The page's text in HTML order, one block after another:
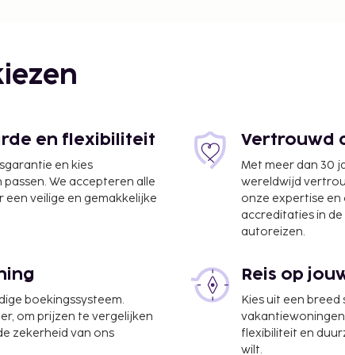
- 15,2 km
heeft een
ook van gratis
lekker ontbijtbuffet,
en flexibiliteit
en kies
We accepteren alle
veilige en gemakkelijke
Vertrouwd
Met meer dan 30
wereldwijd
onze expertise
accreditaties in
autoreizen.
boekingssysteem.
om prijzen te vergelijken
zekerheid van ons
Reis op
Kies uit een
flexibiliteit en
wilt.